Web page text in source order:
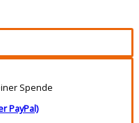
Spende
PayPal)